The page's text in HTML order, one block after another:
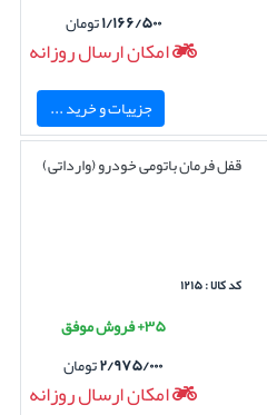
۱/۱۶۶/۵۰۰تومان
امکان ارسال روزانه
جزییات و خرید ...
قفل فرمان باتومی خودرو (وارداتی)
کد کالا : ۱۲۱۵
۳۵+ فروش موفق
۲/۹۷۵/۰۰۰تومان
امکان ارسال روزانه